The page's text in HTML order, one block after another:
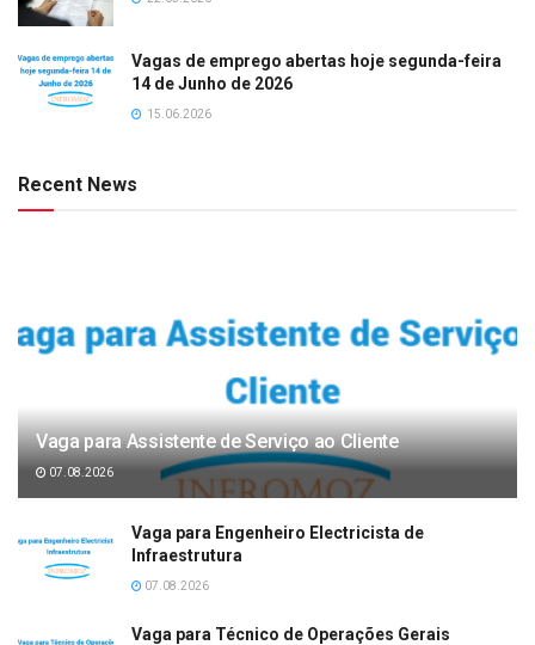
Vagas de emprego abertas hoje segunda-feira
14 de Junho de 2026
15.06.2026
Recent News
Vaga para Assistente de Serviço ao Cliente
07.08.2026
Vaga para Engenheiro Electricista de
Infraestrutura
07.08.2026
Vaga para Técnico de Operações Gerais